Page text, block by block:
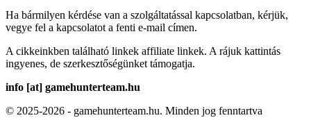
Ha bármilyen kérdése van a szolgáltatással kapcsolatban, kérjük,
vegye fel a kapcsolatot a fenti e-mail címen.
A cikkeinkben található linkek affiliate linkek. A rájuk kattintás
ingyenes, de szerkesztőségünket támogatja.
info [at] gamehunterteam.hu
© 2025-2026 - gamehunterteam.hu. Minden jog fenntartva